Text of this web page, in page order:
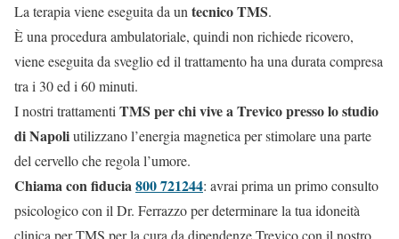
La terapia viene eseguita da untecnico TMS.
È una procedura ambulatoriale, quindi non richiede ricovero,
viene eseguita da sveglio ed il trattamento ha una durata compresa
tra i 30 ed i 60 minuti.
I nostri trattamentiTMS per chi vive a Trevico presso lo studio
di Napoliutilizzano l’energia magnetica per stimolare una parte
del cervello che regola l’umore.
Chiama con fiducia800 721244: avrai prima un primo consulto
psicologico con il Dr. Ferrazzo per determinare la tua idoneità
clinica per TMS per la cura da dipendenze Trevico con il nostro